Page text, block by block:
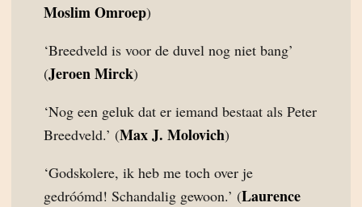
Moslim Omroep)
‘Breedveld is voor de duvel nog niet bang’
(Jeroen Mirck)
‘Nog een geluk dat er iemand bestaat als Peter
Breedveld.’ (Max J. Molovich)
‘Godskolere, ik heb me toch over je
gedróómd! Schandalig gewoon.’ (Laurence